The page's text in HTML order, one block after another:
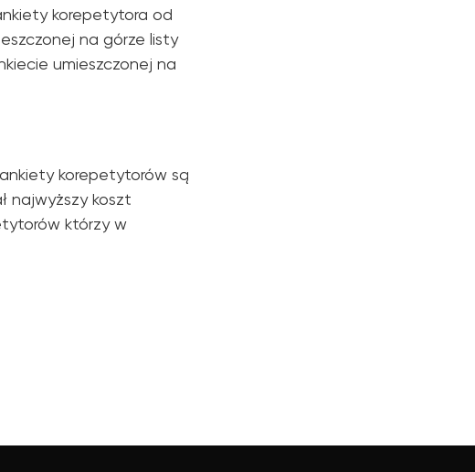
korepetytora od
na górze listy
umieszczonej na
korepetytorów są
najwyższy koszt
którzy w